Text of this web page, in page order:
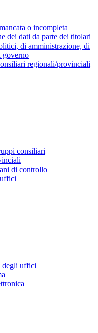
o incompleta
dei dati da parte dei titolari
di amministrazione, di
governo
regionali/provinciali
consiliari
di controllo
degli uffici